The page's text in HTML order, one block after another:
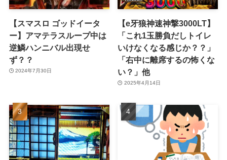
【スマスロ ゴッドイータ
ー】アマテラスループ中は
逆鱗ハンニバル出現せ
ず？？
2024年7月30日
【e牙狼神速神撃3000LT】
「これ1玉勝負だしトイレ
いけなくなる感じか？？」
「右中に離席するの怖くな
い？」他
2025年4月14日